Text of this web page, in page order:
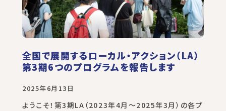
全国で展開するローカル・アクション（LA）
第3期6つのプログラムを報告します
2025年6月13日
ようこそ！第3期LA（2023年4月～2025年3月）の各プ